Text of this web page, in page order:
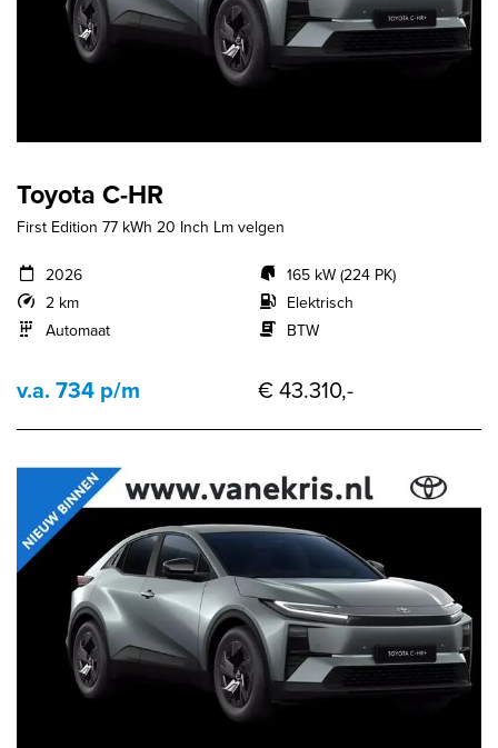
Toyota C-HR
First Edition 77 kWh 20 Inch Lm velgen
2026
2 km
Automaat
165 kW (224 PK)
Elektrisch
BTW
v.a. 734 p/m € 43.310,-